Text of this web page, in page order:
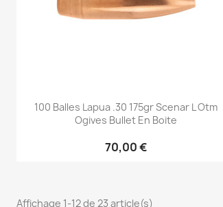
Aperçu rapide
100 Balles Lapua .30 175gr Scenar L Otm
Ogives Bullet En Boite
70,00 €
Affichage 1-12 de 23 article(s)